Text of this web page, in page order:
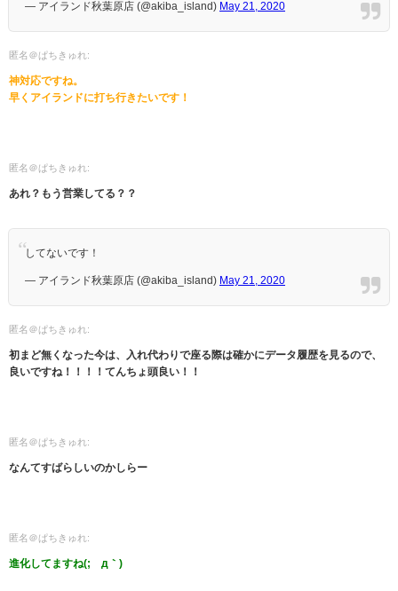
— アイランド秋葉原店 (@akiba_island) May 21, 2020
匿名＠ぱちきゅれ:
神対応ですね。
早くアイランドに打ち行きたいです！
匿名＠ぱちきゅれ:
あれ？もう営業してる？？
してないです！
— アイランド秋葉原店 (@akiba_island) May 21, 2020
匿名＠ぱちきゅれ:
初まど無くなった今は、入れ代わりで座る際は確かにデータ履歴を見るので、
良いですね！！！！てんちょ頭良い！！
匿名＠ぱちきゅれ:
なんてすばらしいのかしらー
匿名＠ぱちきゅれ:
進化してますね(;´д｀)